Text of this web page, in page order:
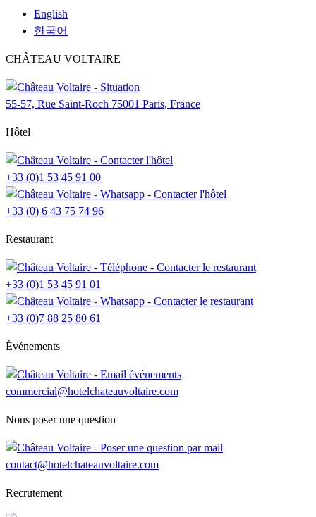
English
한국어
CHÂTEAU VOLTAIRE
55-57, Rue Saint-Roch 75001 Paris, France
Hôtel
+33 (0)1 53 45 91 00
+33 (0) 6 43 75 74 96
Restaurant
+33 (0)1 53 45 91 01
+33 (0)7 88 25 80 61
Événements
commercial@hotelchateauvoltaire.com
Nous poser une question
contact@hotelchateauvoltaire.com
Recrutement